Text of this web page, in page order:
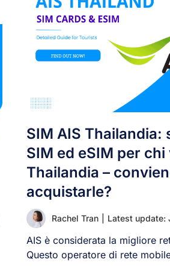
SIM AIS Thailandia:
SIM ed eSIM per
Thailandia –
acquistarle?
Rachel Tran Latest update:
AIS è considerata la migliore
Questo operatore di rete